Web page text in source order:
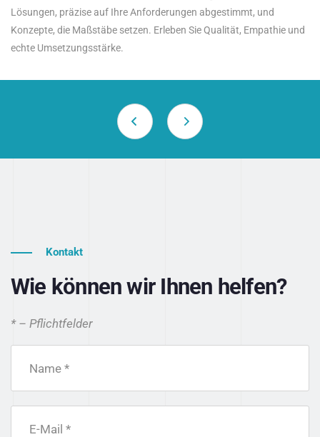
Lösungen, präzise auf Ihre Anforderungen abgestimmt, und
Konzepte, die Maßstäbe setzen. Erleben Sie Qualität, Empathie und
echte Umsetzungsstärke.
Kontakt
Wie können wir Ihnen helfen?
* – Pflichtfelder
Name *
E-Mail *